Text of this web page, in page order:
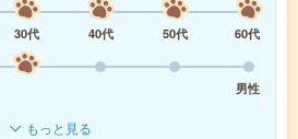
30代 40代 50代
60代
男性
もっと見る